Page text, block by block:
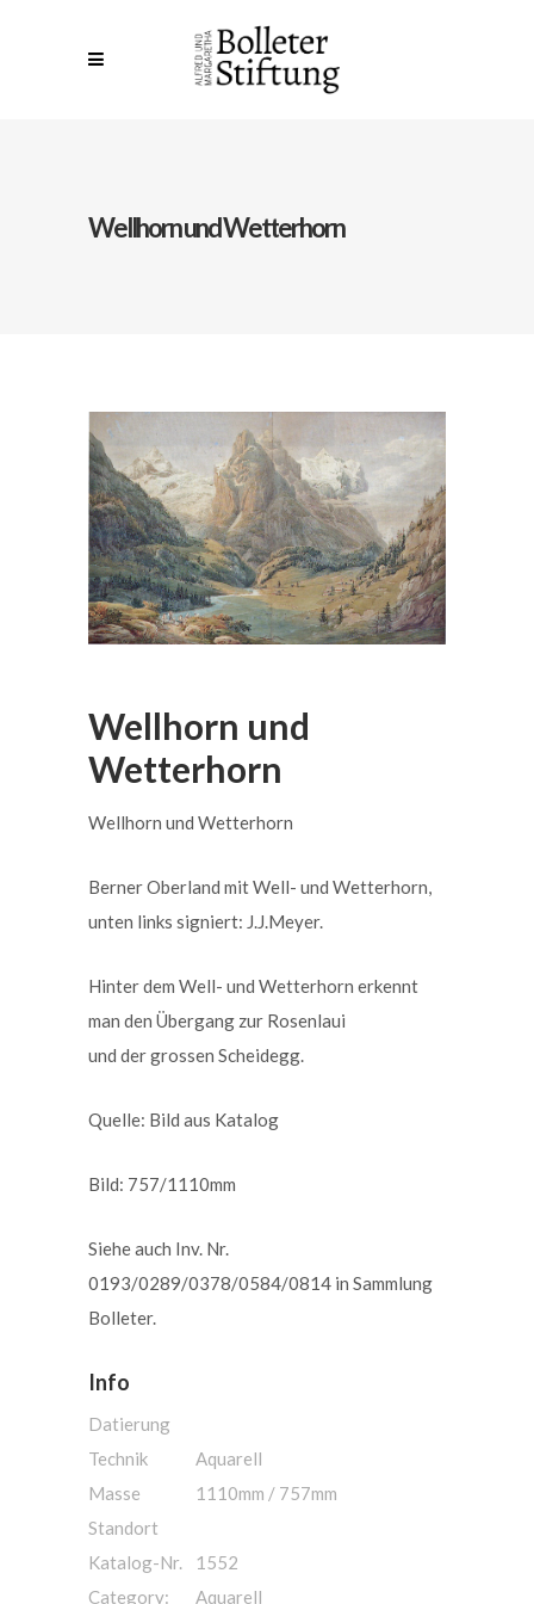
Wellhorn und Wetterhorn
Wellhorn und
Wetterhorn
Wellhorn und Wetterhorn
Berner Oberland mit Well- und Wetterhorn,
unten links signiert: J.J.Meyer.
Hinter dem Well- und Wetterhorn erkennt
man den Übergang zur Rosenlaui
und der grossen Scheidegg.
Quelle: Bild aus Katalog
Bild: 757/1110mm
Siehe auch Inv. Nr.
0193/0289/0378/0584/0814 in Sammlung
Bolleter.
Info
Datierung
Technik
Aquarell
Masse
1110mm / 757mm
Standort
Katalog-Nr.
1552
Category:
Aquarell